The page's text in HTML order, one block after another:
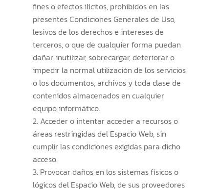
fines o efectos ilícitos, prohibidos en las
presentes Condiciones Generales de Uso,
lesivos de los derechos e intereses de
terceros, o que de cualquier forma puedan
dañar, inutilizar, sobrecargar, deteriorar o
impedir la normal utilización de los servicios
o los documentos, archivos y toda clase de
contenidos almacenados en cualquier
equipo informático.
Acceder o intentar acceder a recursos o
áreas restringidas del Espacio Web, sin
cumplir las condiciones exigidas para dicho
acceso.
Provocar daños en los sistemas físicos o
lógicos del Espacio Web, de sus proveedores